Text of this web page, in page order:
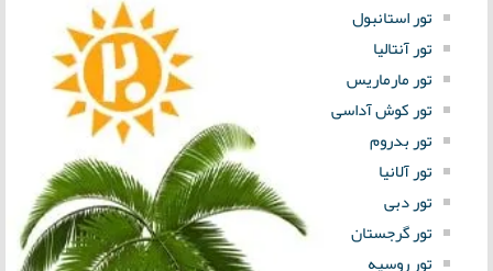
تور استانبول
تور آنتالیا
تور مارماریس
تور کوش آداسی
تور بدروم
تور آلانیا
تور دبی
تور گرجستان
تور روسیه